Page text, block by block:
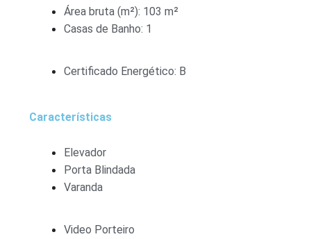
Área bruta (m²): 103 m²
Casas de Banho: 1
Certificado Energético: B
Características
Elevador
Porta Blindada
Varanda
Video Porteiro